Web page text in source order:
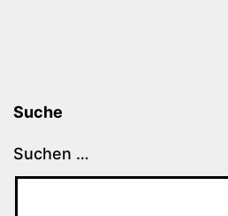
Suche
Suchen …